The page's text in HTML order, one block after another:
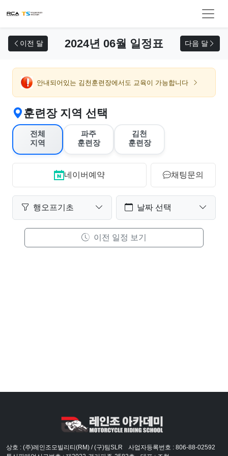
이전 달 2024년 06월 일정표 다음 달
안내되어있는 김천훈련장에서도 교육이 가능합니다
훈련장 지역 선택
전체
지역
파주
훈련장
김천
훈련장
네이버예약 채팅문의
행오프기초 날짜 선택
이전 일정 보기
상호 : (주)레인조모빌리티(RM) / (구)팀SLR
사업자등록번호 : 806-88-02592